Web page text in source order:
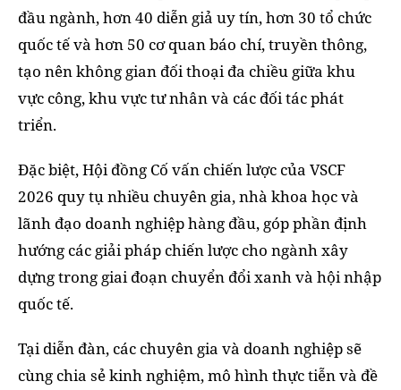
đầu ngành, hơn 40 diễn giả uy tín, hơn 30 tổ chức
quốc tế và hơn 50 cơ quan báo chí, truyền thông,
tạo nên không gian đối thoại đa chiều giữa khu
vực công, khu vực tư nhân và các đối tác phát
triển.
Đặc biệt, Hội đồng Cố vấn chiến lược của VSCF
2026 quy tụ nhiều chuyên gia, nhà khoa học và
lãnh đạo doanh nghiệp hàng đầu, góp phần định
hướng các giải pháp chiến lược cho ngành xây
dựng trong giai đoạn chuyển đổi xanh và hội nhập
quốc tế.
Tại diễn đàn, các chuyên gia và doanh nghiệp sẽ
cùng chia sẻ kinh nghiệm, mô hình thực tiễn và đề